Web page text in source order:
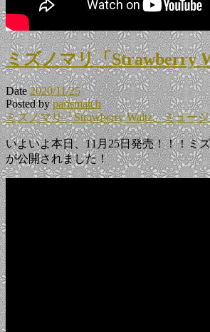
ミズノマリ「Strawberry
Date2020/11/25
Posted byparismatch
ミズノマリ「Strawberry Waltz」ミュー
いよいよ本日、11月25日発売！！！ミ
が公開されました！